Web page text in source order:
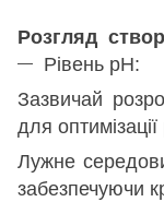
Розгляд
Рівень pH:
Зазвичай
для оптимізації
Лужне
забезпечуючи